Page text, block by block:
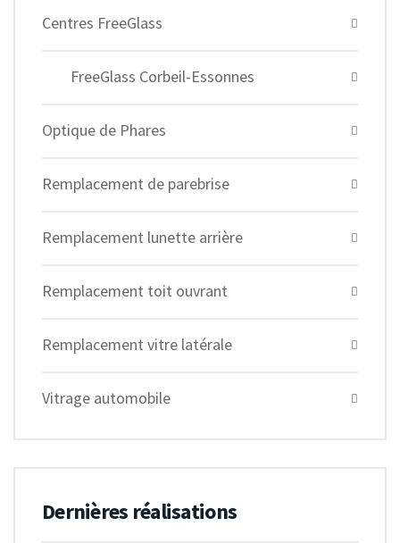
Centres FreeGlass
FreeGlass Corbeil-Essonnes
Optique de Phares
Remplacement de parebrise
Remplacement lunette arrière
Remplacement toit ouvrant
Remplacement vitre latérale
Vitrage automobile
Dernières réalisations